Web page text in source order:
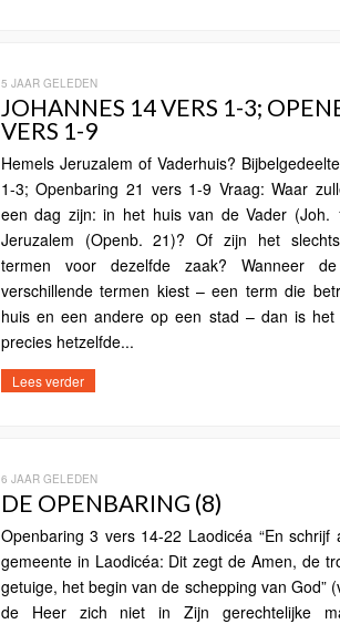
5 JAAR GELEDEN
JOHANNES 14 VERS 1-3;
VERS 1-9
Hemels Jeruzalem of Vaderhuis?
1-3; Openbaring 21 vers 1-9 Vraag: Waar
een dag zijn: in het huis van de Vader (Joh.
Jeruzalem (Openb. 21)? Of zijn het
termen voor dezelfde zaak? Wanneer
verschillende termen kiest – een term die
huis en een andere op een stad – dan is
precies hetzelfde...
Lees verder
6 JAAR GELEDEN
DE OPENBARING (8)
Openbaring 3 vers 14-22 Laodicéa “En
gemeente in Laodicéa: Dit zegt de Amen, de
getuige, het begin van de schepping van God”
de Heer zich niet in Zijn gerechtelijke